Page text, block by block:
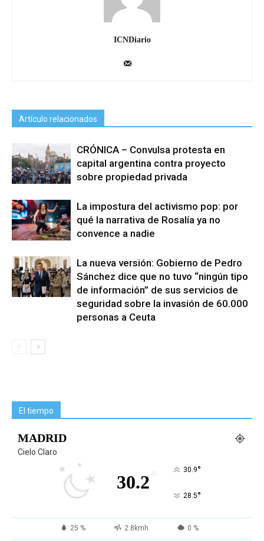
ICNDiario
Artículo relacionados
CRÓNICA – Convulsa protesta en
capital argentina contra proyecto
sobre propiedad privada
La impostura del activismo pop: por
qué la narrativa de Rosalía ya no
convence a nadie
La nueva versión: Gobierno de Pedro
Sánchez dice que no tuvo “ningún tipo
de información” de sus servicios de
seguridad sobre la invasión de 60.000
personas a Ceuta
El tiempo
MADRID
Cielo Claro
30.2 ° 30.9°
28.5°
25 % 2.8kmh 0 %